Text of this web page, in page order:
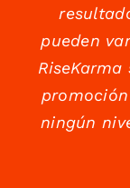
pueden
ningún